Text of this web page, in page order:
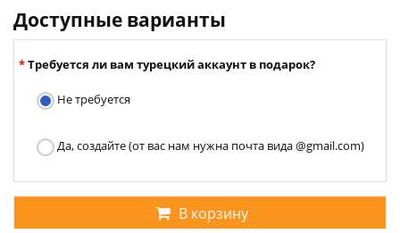
Доступные варианты
Требуется ли вам турецкий аккаунт в подарок?
Не требуется
Да, создайте (от вас нам нужна почта вида @gmail.com)
В корзину